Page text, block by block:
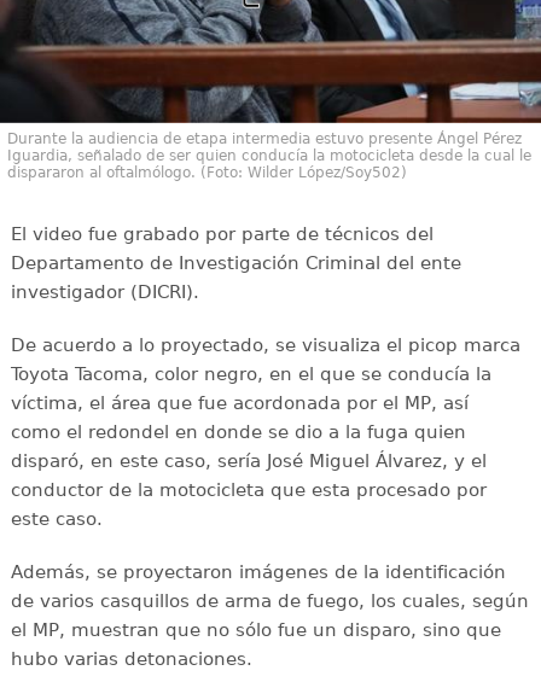
Durante la audiencia de etapa intermedia estuvo presente Ángel Pérez
Iguardia, señalado de ser quien conducía la motocicleta desde la cual le
dispararon al oftalmólogo. (Foto: Wilder López/Soy502)
El video fue grabado por parte de técnicos del
Departamento de Investigación Criminal del ente
investigador (DICRI).
De acuerdo a lo proyectado, se visualiza el picop marca
Toyota Tacoma, color negro, en el que se conducía la
víctima, el área que fue acordonada por el MP, así
como el redondel en donde se dio a la fuga quien
disparó, en este caso, sería José Miguel Álvarez, y el
conductor de la motocicleta que esta procesado por
este caso.
Además, se proyectaron imágenes de la identificación
de varios casquillos de arma de fuego, los cuales, según
el MP, muestran que no sólo fue un disparo, sino que
hubo varias detonaciones.